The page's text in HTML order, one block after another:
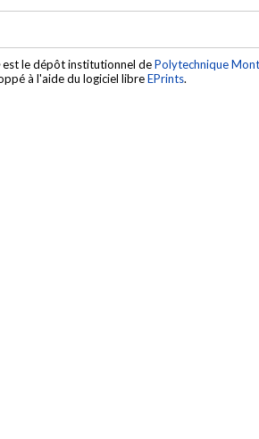
est le dépôt institutionnel dePolytechnique
à l'aide du logiciel libreEPrints.